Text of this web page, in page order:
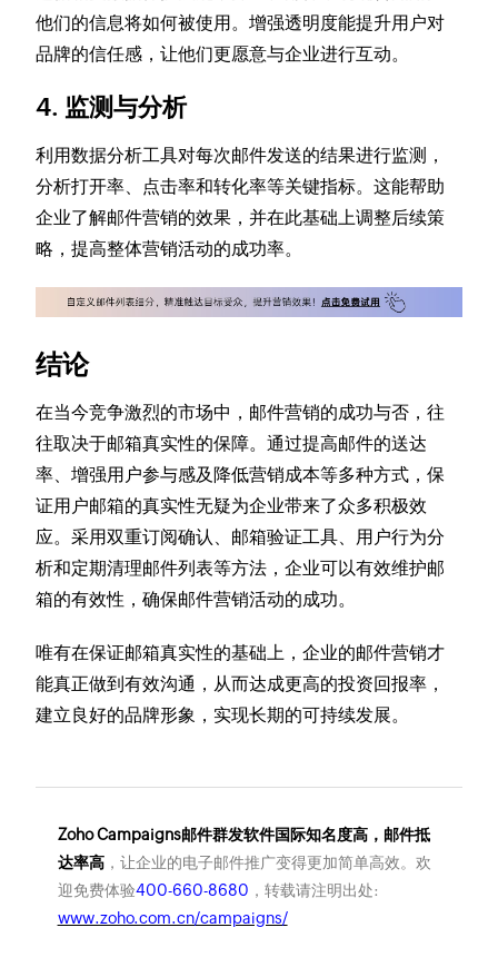
他们的信息将如何被使用。增强透明度能提升用户对
品牌的信任感，让他们更愿意与企业进行互动。
4. 监测与分析
利用数据分析工具对每次邮件发送的结果进行监测，
分析打开率、点击率和转化率等关键指标。这能帮助
企业了解邮件营销的效果，并在此基础上调整后续策
略，提高整体营销活动的成功率。
结论
在当今竞争激烈的市场中，邮件营销的成功与否，往
往取决于邮箱真实性的保障。通过提高邮件的送达
率、增强用户参与感及降低营销成本等多种方式，保
证用户邮箱的真实性无疑为企业带来了众多积极效
应。采用双重订阅确认、邮箱验证工具、用户行为分
析和定期清理邮件列表等方法，企业可以有效维护邮
箱的有效性，确保邮件营销活动的成功。
唯有在保证邮箱真实性的基础上，企业的邮件营销才
能真正做到有效沟通，从而达成更高的投资回报率，
建立良好的品牌形象，实现长期的可持续发展。
Zoho Campaigns邮件群发软件国际知名度高，邮件抵
达率高，让企业的电子邮件推广变得更加简单高效。欢
迎免费体验400-660-8680 ，转载请注明出处:
www.zoho.com.cn/campaigns/